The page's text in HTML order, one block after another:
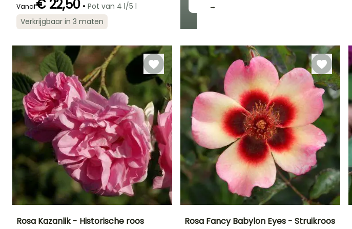
→
Bloeitijd
Redelijke
Februari tot
April, Oktober tot
November
Vanaf€ 22,50 • Pot van 4 l/5 l
Verkrijgbaar in 3 maten
Rosa Kazanlik - Historische roos Rosa Fancy Babylon Eyes - Struikroos